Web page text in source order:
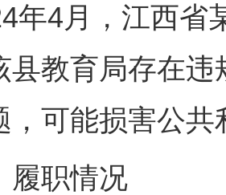
4月，江西省
县教育局存在
，可能损害公共
职情况